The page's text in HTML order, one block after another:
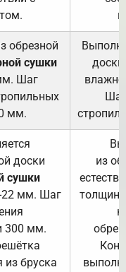
обрезной
сушки
Шаг
мм.
доски
доски
сушки
22 мм. Шаг
300 мм.
из бруска
из